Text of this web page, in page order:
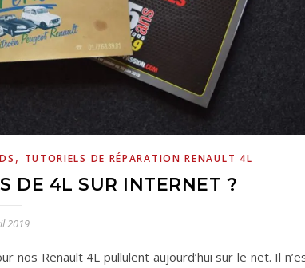
, TUTORIELS DE RÉPARATION RENAULT 4L
DE 4L SUR INTERNET ?
2019
nos Renault 4L pullulent aujourd’hui sur le net. Il